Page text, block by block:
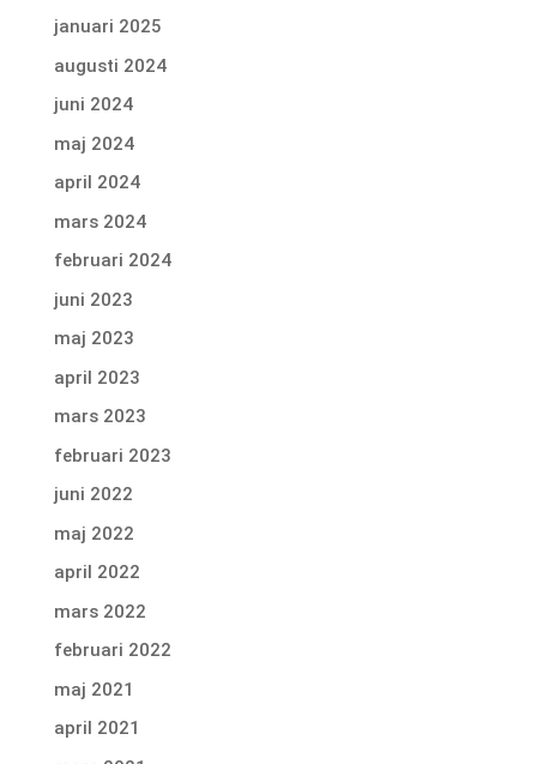
januari 2025
augusti 2024
juni 2024
maj 2024
april 2024
mars 2024
februari 2024
juni 2023
maj 2023
april 2023
mars 2023
februari 2023
juni 2022
maj 2022
april 2022
mars 2022
februari 2022
maj 2021
april 2021